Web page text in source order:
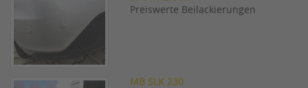
Preiswerte Beilackierungen
MB SLK 230